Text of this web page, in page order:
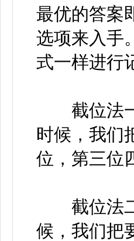
最优的答案
选项来入手
式一样进行
截位法一
时候，我们
位，第三位
截位法二
候，我们把